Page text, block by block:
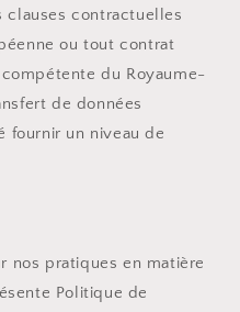
clauses contractuelles
ou tout contrat
du Royaume-
de données
fournir un niveau de
nos pratiques en matière
Politique de